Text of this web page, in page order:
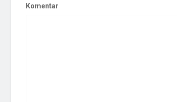
Komentar